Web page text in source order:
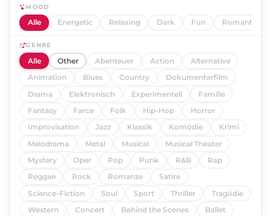
MOOD
Alle Energetic Relaxing Dark Fun Romantic
GENRE
Alle Other Abenteuer Action
Alternative
Animation
Blues Country
Dokumentarfilm
Drama
Elektronisch Experimentell
Familie
Fantasy
Farce Folk Hip-Hop
Horror
Improvisation
Jazz Klassik Komödie
Krimi
Melodrama
Metal Musical
Musical Theater
Mystery
Oper Pop Punk R&B
Rap
Reggae
Rock Romanze
Satire
Science-Fiction
Soul Sport Thriller
Tragödie
Western
Concert Behind the Scenes Ballet